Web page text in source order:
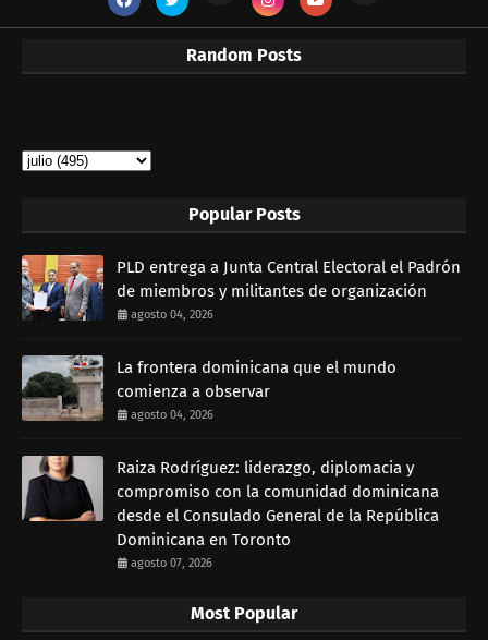
Random Posts
Popular Posts
PLD entrega a Junta Central Electoral el Padrón
de miembros y militantes de organización
agosto 04, 2026
La frontera dominicana que el mundo
comienza a observar
agosto 04, 2026
Raiza Rodríguez: liderazgo, diplomacia y
compromiso con la comunidad dominicana
desde el Consulado General de la República
Dominicana en Toronto
agosto 07, 2026
Most Popular